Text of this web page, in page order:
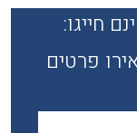
חייגו:
פרטים